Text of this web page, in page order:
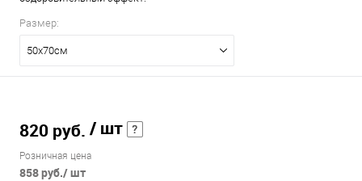
Размер:
50х70см
820 руб. / шт
Розничная цена
858 руб./ шт